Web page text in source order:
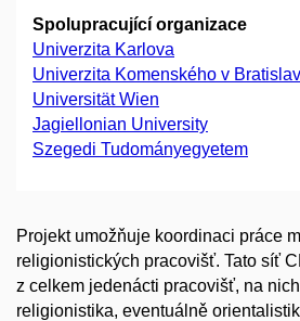
Spolupracující organizace
Univerzita Karlova
Univerzita Komenského v
Universität Wien
Jagiellonian University
Szegedi Tudományegyetem
Projekt umožňuje koordinaci práce
religionistických pracovišť. Tato síť
z celkem jedenácti pracovišť, na
religionistika, eventuálně